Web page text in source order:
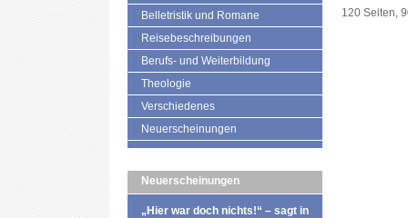
Belletristik und Romane
Reisebeschreibungen
Berufs- und Weiterbildung
Theologie
Verschiedenes
Neuerscheinungen
Neuerscheinungen
„Hier war doch nichts!“ – sagt in
120 Seiten,